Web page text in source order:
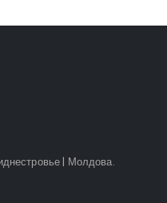
| Молдова.